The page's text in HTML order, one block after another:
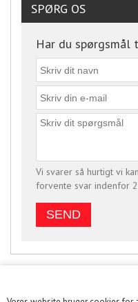
SPØRG OS
Har du spørgsmål
Vi svarer så hurtigt vi
forvente svar indenfor